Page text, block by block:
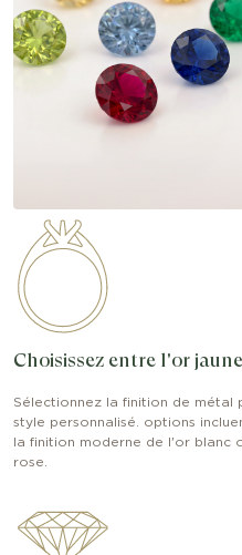
Choisissez entre l'or
Sélectionnez la finition de métal
style personnalisé. options
la finition moderne de l'or blanc
rose.